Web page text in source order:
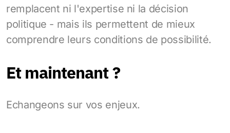
remplacent ni l'expertise ni la décision
politique - mais ils permettent de mieux
comprendre leurs conditions de possibilité.
Et maintenant ?
Echangeons sur vos enjeux.